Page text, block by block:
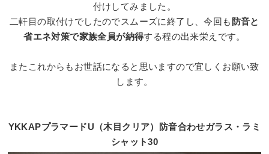
付けしてみました。
二軒目の取付けでしたのでスムーズに終了し、今回も 防音と
省エネ対策で家族全員が納得する程の出来栄えです。
またこれからもお世話になると思いますので宜しくお願い致
します。
YKKAPプラマードU（木目クリア）防音合わせガラス・ラミ
シャット30